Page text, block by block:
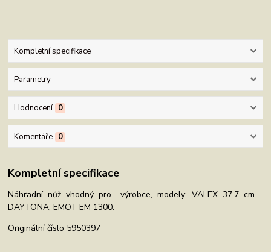
Kompletní specifikace
Parametry
Hodnocení 0
Komentáře 0
Kompletní specifikace
Náhradní nůž vhodný pro výrobce, modely: VALEX 37,7 cm -
DAYTONA, EMOT EM 1300.
Originální číslo 5950397